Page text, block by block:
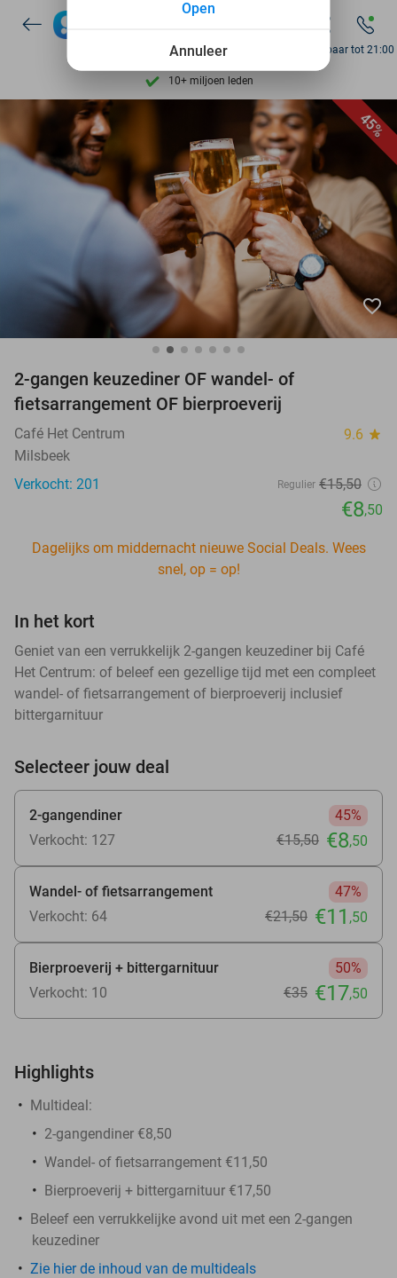
7 dagen per week beschikbaar
10+ miljoen leden
9,4 op basis van
Ontdek 15.000+ deals
7 dagen per week beschikbaar
10+ miljoen leden
Bereikbaar tot 21:00
45%
favorite_border
2-gangen keuzediner OF wandel- of
fietsarrangement OF bierproeverij
Café Het Centrum 9.6 star
Milsbeek
Verkocht: 201
Regulier €15,50
€8,50
Dagelijks om middernacht nieuwe Social Deals. Wees
snel, op = op!
In het kort
Geniet van een verrukkelijk 2-gangen keuzediner bij Café
Het Centrum: of beleef een gezellige tijd met een compleet
wandel- of fietsarrangement of bierproeverij inclusief
bittergarnituur
Selecteer jouw deal
2-gangendiner
45%
Verkocht: 127
€15,50 €8,50
Wandel- of fietsarrangement
47%
Verkocht: 64
€21,50 €11 ,50
Bierproeverij + bittergarnituur
50%
Verkocht: 10
€35 €17,50
Highlights
Multideal:
2-gangendiner €8,50
Wandel- of fietsarrangement €11,50
Bierproeverij + bittergarnituur €17,50
Beleef een verrukkelijke avond uit met een 2-gangen
keuzediner
Zie hier de inhoud van de multideals
Annuleer
Open